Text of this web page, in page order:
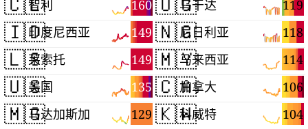
160
智利
🇮🇩 149
印度尼西亚
🇱🇸 149
莱索托
🇺🇸 135
美国
🇲🇬 129
马达加斯加
119
乌干达
🇳🇬 118
尼日利亚
🇲🇾 114
马来西亚
🇨🇦 106
加拿大
🇰🇼 104
科威特